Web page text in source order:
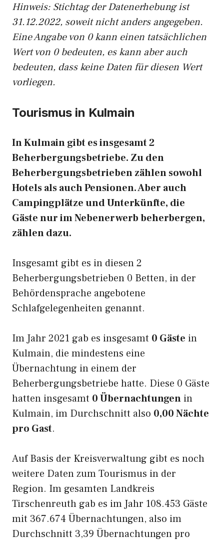
Hinweis: Stichtag der Datenerhebung ist
31.12.2022, soweit nicht anders angegeben.
Eine Angabe von 0 kann einen tatsächlichen
Wert von 0 bedeuten, es kann aber auch
bedeuten, dass keine Daten für diesen Wert
vorliegen.
Tourismus in Kulmain
In Kulmain gibt es insgesamt 2
Beherbergungsbetriebe. Zu den
Beherbergungsbetrieben zählen sowohl
Hotels als auch Pensionen. Aber auch
Campingplätze und Unterkünfte, die
Gäste nur im Nebenerwerb beherbergen,
zählen dazu.
Insgesamt gibt es in diesen 2
Beherbergungsbetrieben 0 Betten, in der
Behördensprache angebotene
Schlafgelegenheiten genannt.
Im Jahr 2021 gab es insgesamt 0 Gäste in
Kulmain, die mindestens eine
Übernachtung in einem der
Beherbergungsbetriebe hatte. Diese 0 Gäste
hatten insgesamt 0 Übernachtungen in
Kulmain, im Durchschnitt also 0,00 Nächte
pro Gast.
Auf Basis der Kreisverwaltung gibt es noch
weitere Daten zum Tourismus in der
Region. Im gesamten Landkreis
Tirschenreuth gab es im Jahr 108.453 Gäste
mit 367.674 Übernachtungen, also im
Durchschnitt 3,39 Übernachtungen pro